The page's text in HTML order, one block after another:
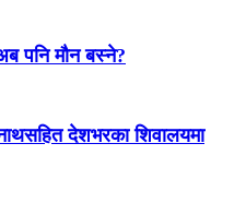
पनि मौन बस्ने?
देशभरका शिवालयमा